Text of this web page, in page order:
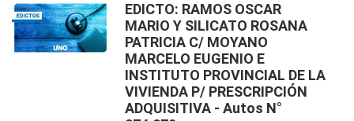
EDICTO: RAMOS OSCAR
MARIO Y SILICATO ROSANA
PATRICIA C/ MOYANO
MARCELO EUGENIO E
INSTITUTO PROVINCIAL DE LA
VIVIENDA P/ PRESCRIPCIÓN
ADQUISITIVA - Autos N°